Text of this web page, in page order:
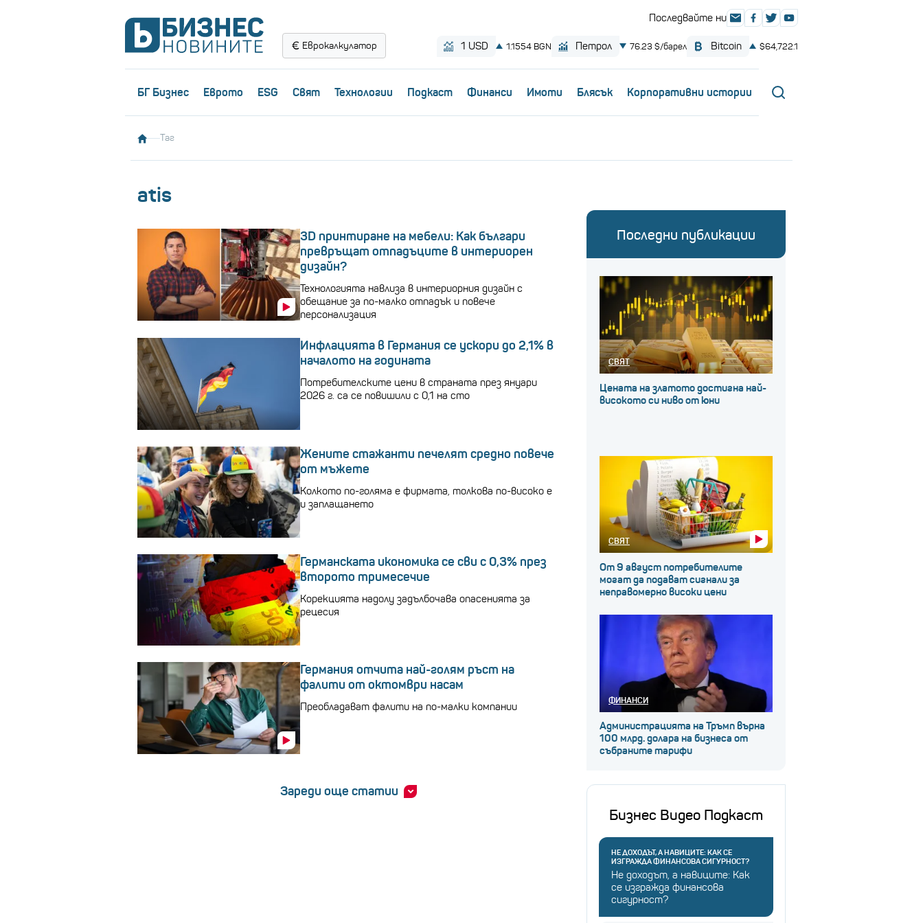
Еврокалкулатор
БГ Бизнес Еврото ESG Свят Технологии Пoдкаст Финанси Имоти Блясък Корпоративни истории
Таг
atis
3D принтиране на мебели: Как българи
превръщат отпадъците в интериорен
дизайн?
Технологията навлиза в интериорния дизайн с
обещание за по-малко отпадък и повече
персонализация
Инфлацията в Германия се ускори до 2,1% в
началото на годината
Потребителските цени в страната през януари
2026 г. са се повишили с 0,1 на сто
Жените стажанти печелят средно повече
от мъжете
Колкото по-голяма е фирмата, толкова по-високо е
и заплащането
Германската икономика се сви с 0,3% през
второто тримесечие
Корекцията надолу задълбочава опасенията за
рецесия
Германия отчита най-голям ръст на
фалити от октомври насам
Преобладават фалити на по-малки компании
Зареди още статии
Последни публикации
СВЯТ
Цената на златото достигна най-
високото си ниво от юни
СВЯТ
От 9 август потребителите
могат да подават сигнали за
неправомерно високи цени
ФИНАНСИ
Администрацията на Тръмп върна
100 млрд. долара на бизнеса от
събраните тарифи
Бизнес Видео Подкаст
НЕ ДОХОДЪТ, А НАВИЦИТЕ: КАК СЕ
ИЗГРАЖДА ФИНАНСОВА СИГУРНОСТ?
Не доходът, а навиците: Как
се изгражда финансова
сигурност?